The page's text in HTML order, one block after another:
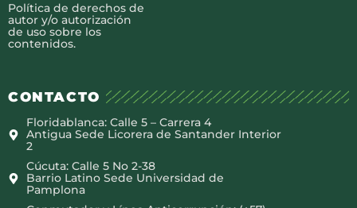
Política de derechos de
autor y/o autorización
de uso sobre los
contenidos.
CONTACTO
Floridablanca: Calle 5 – Carrera 4
Antigua Sede Licorera de Santander Interior
2
Cúcuta: Calle 5 No 2-38
Barrio Latino Sede Universidad de
Pamplona